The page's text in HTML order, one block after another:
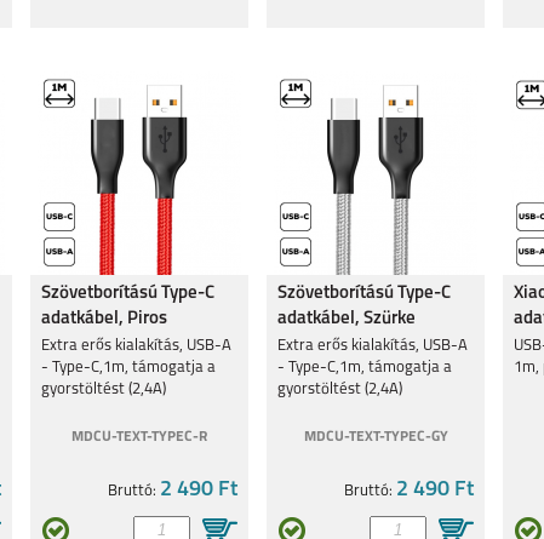
Szövetborítású Type-C
adatkábel, Piros
Extra erős kialakítás, USB-A
- Type-C,1m, támogatja a
gyorstöltést (2,4A)
MDCU-TEXT-TYPEC-R
Bruttó: 2 490 Ft
Szövetborítású Type-C
adatkábel, Szürke
Extra erős kialakítás, USB-A
- Type-C,1m, támogatja a
gyorstöltést (2,4A)
MDCU-TEXT-TYPEC-GY
Bruttó: 2 490 Ft
1m,